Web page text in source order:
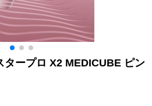
タープロ X2 MEDICUBE ピン